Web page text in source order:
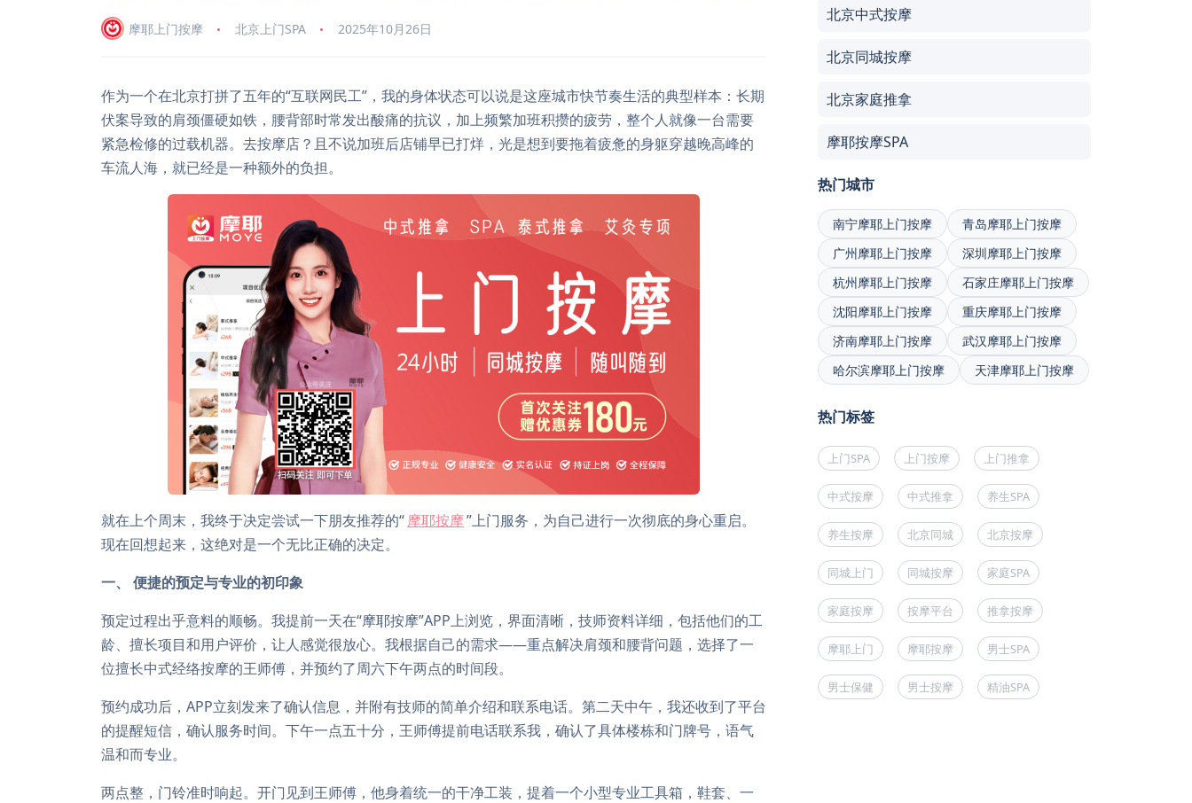
摩耶上门按摩 北京上门SPA 2025年10月26日
作为一个在北京打拼了五年的“互联网民工”，我的身体状态可以说是这座城市快节奏生活的典型样本：长期
伏案导致的肩颈僵硬如铁，腰背部时常发出酸痛的抗议，加上频繁加班积攒的疲劳，整个人就像一台需要
紧急检修的过载机器。去按摩店？且不说加班后店铺早已打烊，光是想到要拖着疲惫的身躯穿越晚高峰的
车流人海，就已经是一种额外的负担。
就在上个周末，我终于决定尝试一下朋友推荐的“摩耶按摩”上门服务，为自己进行一次彻底的身心重启。
现在回想起来，这绝对是一个无比正确的决定。
一、 便捷的预定与专业的初印象
预定过程出乎意料的顺畅。我提前一天在“摩耶按摩”APP上浏览，界面清晰，技师资料详细，包括他们的工
龄、擅长项目和用户评价，让人感觉很放心。我根据自己的需求——重点解决肩颈和腰背问题，选择了一
位擅长中式经络按摩的王师傅，并预约了周六下午两点的时间段。
预约成功后，APP立刻发来了确认信息，并附有技师的简单介绍和联系电话。第二天中午，我还收到了平台
的提醒短信，确认服务时间。下午一点五十分，王师傅提前电话联系我，确认了具体楼栋和门牌号，语气
温和而专业。
两点整，门铃准时响起。开门见到王师傅，他身着统一的干净工装，提着一个小型专业工具箱，鞋套、一
北京中式按摩
北京同城按摩
北京家庭推拿
摩耶按摩SPA
热门城市
南宁摩耶上门按摩
青岛摩耶上门按摩
广州摩耶上门按摩
深圳摩耶上门按摩
杭州摩耶上门按摩
石家庄摩耶上门按摩
沈阳摩耶上门按摩
重庆摩耶上门按摩
济南摩耶上门按摩
武汉摩耶上门按摩
哈尔滨摩耶上门按摩
天津摩耶上门按摩
热门标签
上门SPA 上门按摩 上门推拿
中式按摩 中式推拿 养生SPA
养生按摩 北京同城 北京按摩
同城上门 同城按摩 家庭SPA
家庭按摩 按摩平台 推拿按摩
摩耶上门 摩耶按摩 男士SPA
男士保健 男士按摩 精油SPA